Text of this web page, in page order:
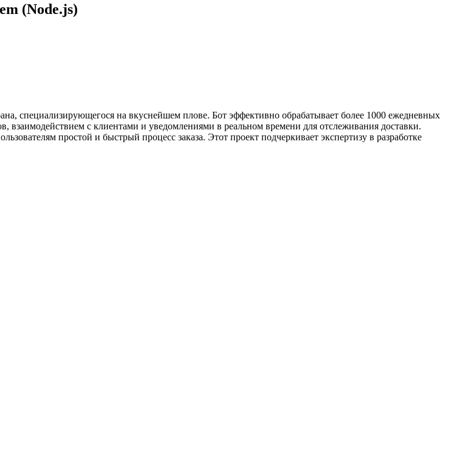
(Node.js)
специализирующегося на вкуснейшем плове. Бот эффективно обрабатывает более 1000 ежедневных
взаимодействием с клиентами и уведомлениями в реальном времени для отслеживания доставки.
простой и быстрый процесс заказа. Этот проект подчеркивает экспертизу в разработке